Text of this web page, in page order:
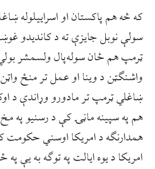
سولې نوبل جایزې ته د کاندیدو
ټرمپ هم ځان سوله‌پال ولسمشر
واشنګټن د وینا او عمل تر منځ
ښاغلي ټرمپ تر مادورو وړاندې د
هم په سپینه ماڼۍ کې د رسنیو په
همدارنګه د امریکا اوسني حکومت
امریکا د یوه ایالت په توګه به یې